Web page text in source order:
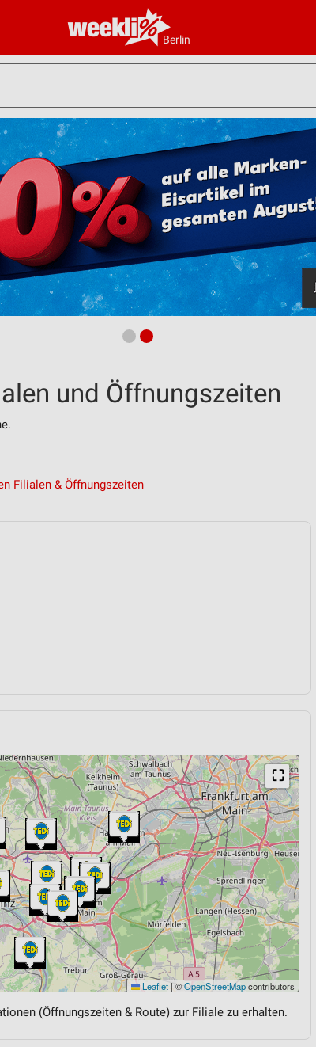
Berlin
und Öffnungszeiten
Filialen & Öffnungszeiten
⛶
Leaflet | ©OpenStreetMapcontributors
(Öffnungszeiten & Route) zur Filiale zu erhalten.